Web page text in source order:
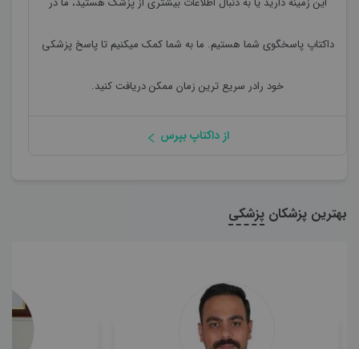
داکتاپ پاسخگوی شما هستیم. ما به شما کمک میکنیم تا پاسخ پزشکی
خود رادر سریع ترین زمان ممکن دریافت کنید.
از داکتاپ بپرس
بهترین پزشکان پزشکی